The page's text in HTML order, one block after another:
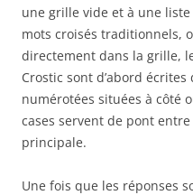
une grille vide et à une
mots croisés traditionnels,
directement dans la grille,
Crostic sont d’abord
numérotées situées à côté
cases servent de pont
principale.
Une fois que les réponses